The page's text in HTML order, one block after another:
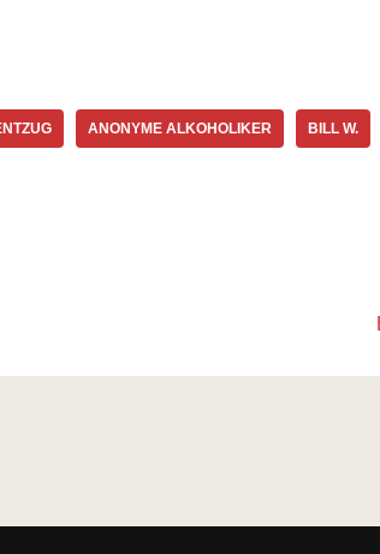
ANONYME ALKOHOLIKER BILL W.